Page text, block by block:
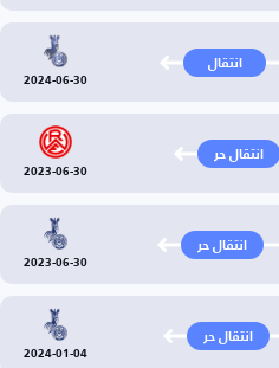
انتقال
2024-06-30
انتقال حر
2023-06-30
انتقال حر
2023-06-30
انتقال حر
2024-01-04